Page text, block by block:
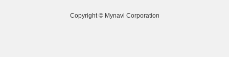
Copyright © Mynavi Corporation